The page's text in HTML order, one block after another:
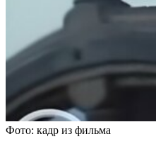
Фото: кадр из фильма